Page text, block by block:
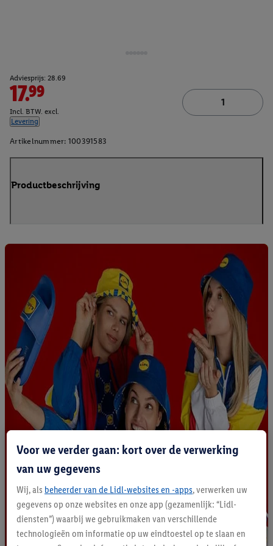
Adviesprijs: 28.69
17.99
Incl. BTW. excl.
Levering
Artikelnummer: 100391583
Productbeschrijving
Voor we verder gaan: kort over de verwerking
van uw gegevens
Wij, als beheerder van de Lidl-websites en -apps, verwerken uw
gegevens op onze websites en onze app (gezamenlijk: “Lidl-
diensten”) waarbij we gebruikmaken van verschillende
technologieën om informatie op uw eindtoestel op te slaan en